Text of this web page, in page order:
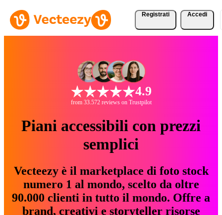
Registrati Accedi
4.9
from 33.572 reviews on Trustpilot
Piani accessibili con prezzi
semplici
Vecteezy è il marketplace di foto stock
numero 1 al mondo, scelto da oltre
90.000 clienti in tutto il mondo. Offre a
brand, creativi e storyteller risorse